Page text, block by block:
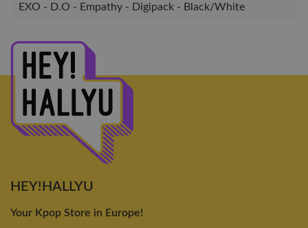
EXO - D.O - Empathy - Digipack - Black/White
HEY!HALLYU
Your Kpop Store in Europe!